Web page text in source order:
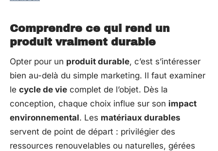
Comprendre ce qui rend un
produit vraiment durable
Opter pour un produit durable, c’est s’intéresser
bien au-delà du simple marketing. Il faut examiner
le cycle de vie complet de l’objet. Dès la
conception, chaque choix influe sur son impact
environnemental. Les matériaux durables
servent de point de départ : privilégier des
ressources renouvelables ou naturelles, gérées